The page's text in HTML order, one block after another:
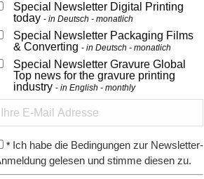
Special Newsletter Digital Printing
today in Deutsch - monatlich
Special Newsletter Packaging Films
& Converting in Deutsch - monatlich
Special Newsletter Gravure Global
Top news for the gravure printing
industry in English - monthly
* Ich habe die Bedingungen zur Newsletter-
gelesen und stimme diesen zu.